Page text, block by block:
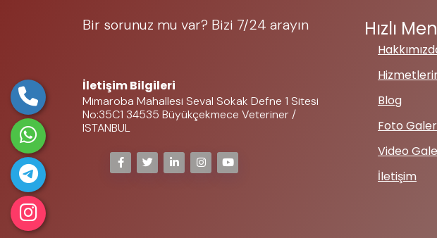
Bir sorunuz mu var? Bizi 7/24 arayın
İletişim Bilgileri
Mimaroba Mahallesi Seval Sokak Defne 1 Sitesi
No:35C1 34535 Büyükçekmece Veteriner /
ISTANBUL
Hızlı
Blog
Foto
Video
İletişim